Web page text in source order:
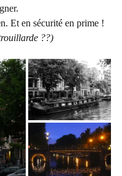
Et en sécurité en prime !
??)